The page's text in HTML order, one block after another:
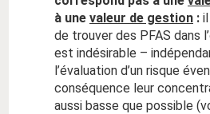
à une valeur de gestion :
de trouver des PFAS dans
est indésirable –
l’évaluation d’un risque
conséquence leur
aussi basse que possible